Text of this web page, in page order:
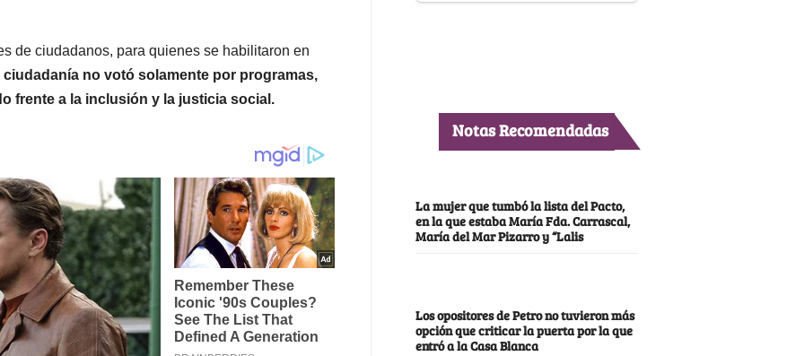
de ciudadanos, para quienes se habilitaron en
ciudadanía no votó solamente por programas,
frente a la inclusión y la justicia social.
Notas Recomendadas
La mujer que tumbó la lista del Pacto,
en la que estaba María Fda. Carrascal,
María del Mar Pizarro y “Lalis
Los opositores de Petro no tuvieron más
opción que criticar la puerta por la que
entró a la Casa Blanca